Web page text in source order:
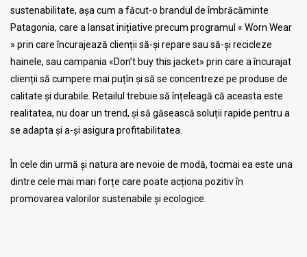
sustenabilitate, așa cum a făcut-o brandul de îmbrăcăminte
Patagonia, care a lansat inițiative precum programul « Worn Wear
» prin care încurajează clienții să-și repare sau să-și recicleze
hainele, sau campania «Don’t buy this jacket» prin care a încurajat
clienții să cumpere mai puțîn și să se concentreze pe produse de
calitate și durabile. Retailul trebuie să înțeleagă că aceasta este
realitatea, nu doar un trend, și să găsească soluții rapide pentru a
se adapta și a-și asigura profitabilitatea.
În cele din urmă și natura are nevoie de modă, tocmai ea este una
dintre cele mai mari forțe care poate acționa pozitiv în
promovarea valorilor sustenabile și ecologice.